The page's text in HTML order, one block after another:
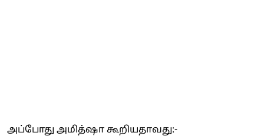
அப்போது அமித்ஷா கூறியதாவது:-